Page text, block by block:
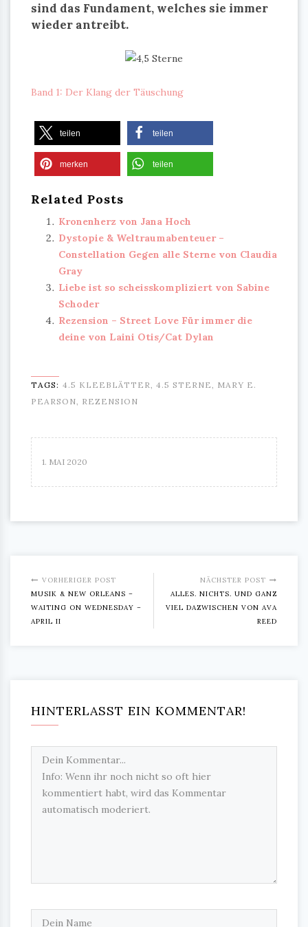
sind das Fundament, welches sie immer
wieder antreibt.
Band 1: Der Klang der Täuschung
teilen teilen
merken teilen
Related Posts
Kronenherz von Jana Hoch
Dystopie & Weltraumabenteuer –
Constellation Gegen alle Sterne von Claudia
Gray
Liebe ist so scheisskompliziert von Sabine
Schoder
Rezension – Street Love Für immer die
deine von Laini Otis/Cat Dylan
TAGS: 4.5 KLEEBLÄTTER, 4.5 STERNE, MARY E.
PEARSON, REZENSION
1. MAI 2020
VORHERIGER POST
MUSIK & NEW ORLEANS –
WAITING ON WEDNESDAY –
APRIL II
NÄCHSTER POST
ALLES. NICHTS. UND GANZ
VIEL DAZWISCHEN VON AVA
REED
HINTERLASST EIN KOMMENTAR!